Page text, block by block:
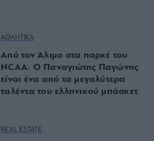
ΑΘΛΗΤΙΚΑ
Από τον Άλιμο στα παρκέ του
NCAA: Ο Παναγιώτης Παγώνης
είναι ένα από τα μεγαλύτερα
ταλέντα του ελληνικού μπάσκετ
REAL ESTATE